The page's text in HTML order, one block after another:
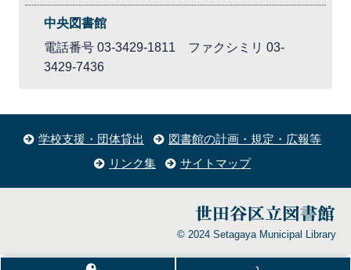
中央図書館
電話番号 03-3429-1811 ファクシミリ 03-
3429-7436
学校支援・団体貸出
図書館の計画・規定・広報等
リンク集
サイトマップ
© 2024 Setagaya Municipal Library